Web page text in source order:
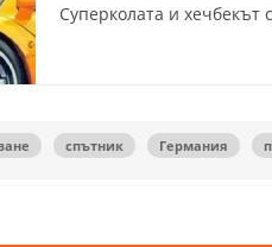
Суперколата и хечбекът
спътник Германия